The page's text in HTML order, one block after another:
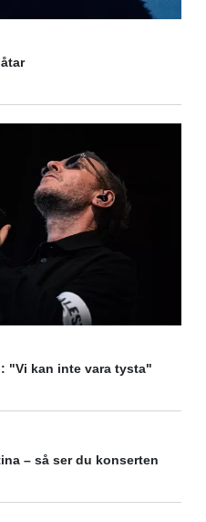
"Vi kan inte vara tysta"
– så ser du konserten